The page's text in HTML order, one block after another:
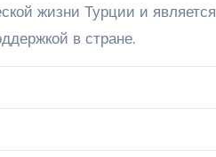
жизни Турции и является
в стране.